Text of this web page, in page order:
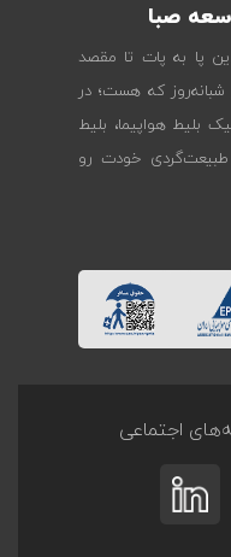
صبا
پا به پات تا مقصد
که هست؛ در
بلیط هواپیما، بلیط
طبیعت‌گردی خودت رو
اجتماعی